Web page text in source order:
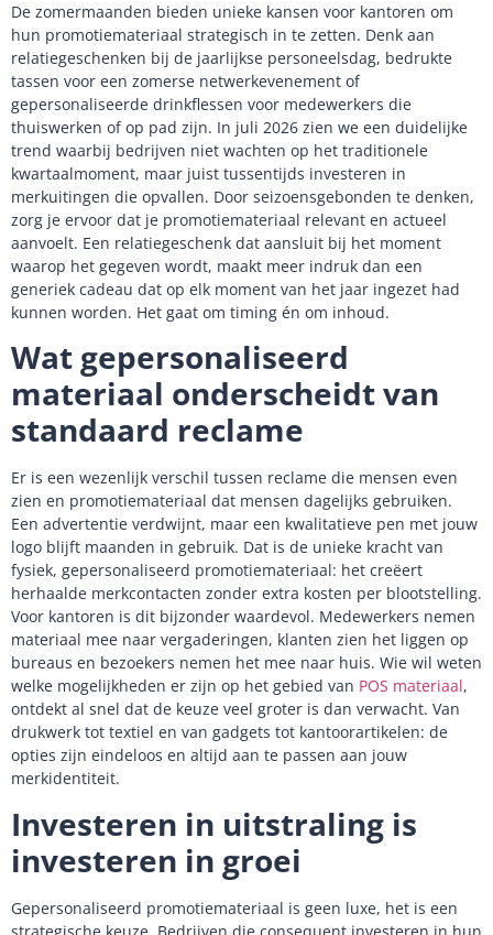
De zomermaanden bieden unieke kansen voor kantoren om
hun promotiemateriaal strategisch in te zetten. Denk aan
relatiegeschenken bij de jaarlijkse personeelsdag, bedrukte
tassen voor een zomerse netwerkevenement of
gepersonaliseerde drinkflessen voor medewerkers die
thuiswerken of op pad zijn. In juli 2026 zien we een duidelijke
trend waarbij bedrijven niet wachten op het traditionele
kwartaalmoment, maar juist tussentijds investeren in
merkuitingen die opvallen. Door seizoensgebonden te denken,
zorg je ervoor dat je promotiemateriaal relevant en actueel
aanvoelt. Een relatiegeschenk dat aansluit bij het moment
waarop het gegeven wordt, maakt meer indruk dan een
generiek cadeau dat op elk moment van het jaar ingezet had
kunnen worden. Het gaat om timing én om inhoud.
Wat gepersonaliseerd
materiaal onderscheidt van
standaard reclame
Er is een wezenlijk verschil tussen reclame die mensen even
zien en promotiemateriaal dat mensen dagelijks gebruiken.
Een advertentie verdwijnt, maar een kwalitatieve pen met jouw
logo blijft maanden in gebruik. Dat is de unieke kracht van
fysiek, gepersonaliseerd promotiemateriaal: het creëert
herhaalde merkcontacten zonder extra kosten per blootstelling.
Voor kantoren is dit bijzonder waardevol. Medewerkers nemen
materiaal mee naar vergaderingen, klanten zien het liggen op
bureaus en bezoekers nemen het mee naar huis. Wie wil weten
welke mogelijkheden er zijn op het gebied van POS materiaal,
ontdekt al snel dat de keuze veel groter is dan verwacht. Van
drukwerk tot textiel en van gadgets tot kantoorartikelen: de
opties zijn eindeloos en altijd aan te passen aan jouw
merkidentiteit.
Investeren in uitstraling is
investeren in groei
Gepersonaliseerd promotiemateriaal is geen luxe, het is een